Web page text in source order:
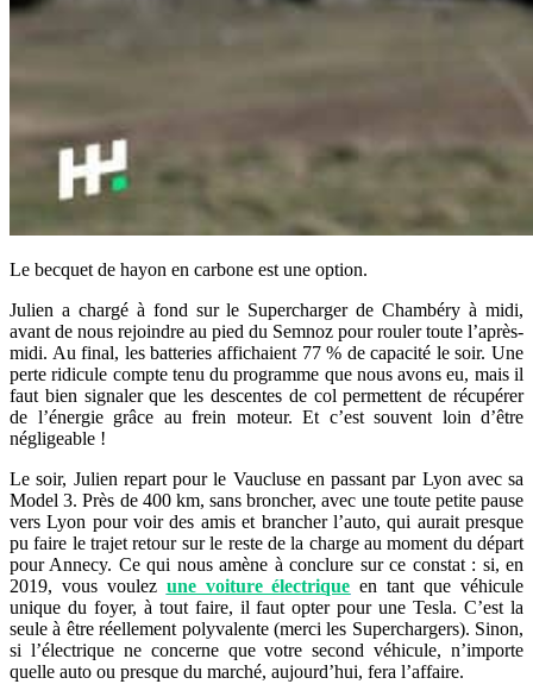
Le becquet de hayon en carbone est une option.
Julien a chargé à fond sur le Supercharger de Chambéry à midi,
avant de nous rejoindre au pied du Semnoz pour rouler toute l’après-
midi. Au final, les batteries affichaient 77 % de capacité le soir. Une
perte ridicule compte tenu du programme que nous avons eu, mais il
faut bien signaler que les descentes de col permettent de récupérer
de l’énergie grâce au frein moteur. Et c’est souvent loin d’être
négligeable !
Le soir, Julien repart pour le Vaucluse en passant par Lyon avec sa
Model 3. Près de 400 km, sans broncher, avec une toute petite pause
vers Lyon pour voir des amis et brancher l’auto, qui aurait presque
pu faire le trajet retour sur le reste de la charge au moment du départ
pour Annecy. Ce qui nous amène à conclure sur ce constat : si, en
2019, vous voulez une voiture électrique en tant que véhicule
unique du foyer, à tout faire, il faut opter pour une Tesla. C’est la
seule à être réellement polyvalente (merci les Superchargers). Sinon,
si l’électrique ne concerne que votre second véhicule, n’importe
quelle auto ou presque du marché, aujourd’hui, fera l’affaire.